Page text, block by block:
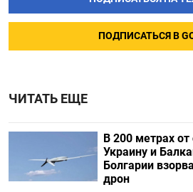
ПОДПИСАТЬСЯ В
ЧИТАТЬ ЕЩЕ
В 200 метрах
Украину и
Болгарии
дрон